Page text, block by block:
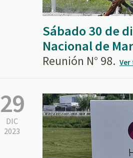
Sábado 30 de
Nacional de
Reunión N° 98.
29
DIC
2023